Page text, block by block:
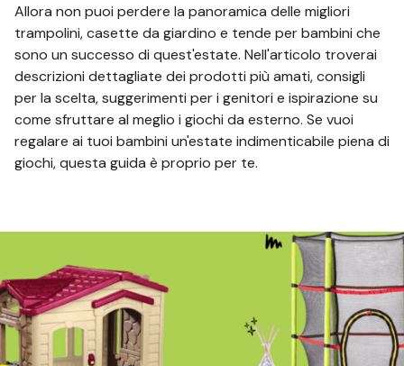
Allora non puoi perdere la panoramica delle migliori
trampolini, casette da giardino e tende per bambini che
sono un successo di quest'estate. Nell'articolo troverai
descrizioni dettagliate dei prodotti più amati, consigli
per la scelta, suggerimenti per i genitori e ispirazione su
come sfruttare al meglio i giochi da esterno. Se vuoi
regalare ai tuoi bambini un'estate indimenticabile piena di
giochi, questa guida è proprio per te.